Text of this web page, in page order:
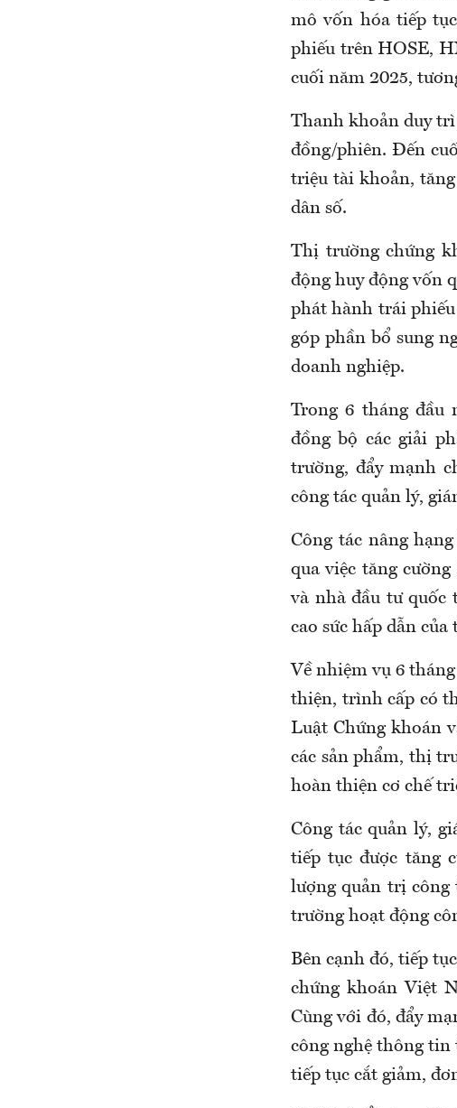
mô vốn hóa tiếp
phiếu trên HOSE,
cuối năm 2025,
Thanh khoản duy
đồng/phiên. Đến
triệu tài khoản,
dân số.
Thị trường chứng
động huy động vốn
phát hành trái
góp phần bổ sung
doanh nghiệp.
Trong 6 tháng đầu
đồng bộ các giải
trường, đẩy mạnh
công tác quản lý,
Công tác nâng
qua việc tăng
và nhà đầu tư quốc
cao sức hấp dẫn
Về nhiệm vụ 6
thiện, trình cấp có
Luật Chứng khoán
các sản phẩm, thị
hoàn thiện cơ chế
Công tác quản lý,
tiếp tục được tăng
lượng quản trị công
trường hoạt động
Bên cạnh đó, tiếp
chứng khoán Việt
Cùng với đó, đẩy
công nghệ thông tin
tiếp tục cắt giảm,